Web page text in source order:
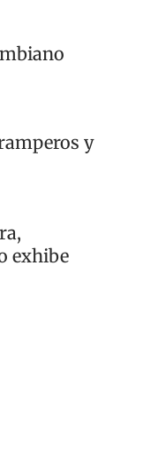
y
exhibe